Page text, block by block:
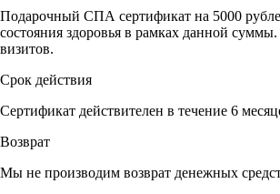
Подарочный СПА сертификат на 5000
состояния здоровья в рамках данной
визитов.
Срок действия
Сертификат действителен в течение 6
Возврат
Мы не производим возврат денежных